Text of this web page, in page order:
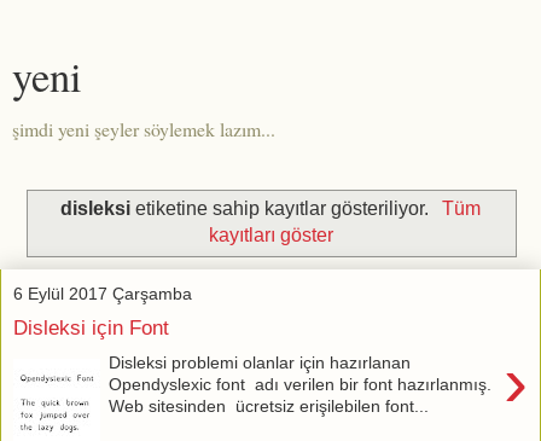
yeni
şimdi yeni şeyler söylemek lazım...
disleksi etiketine sahip kayıtlar gösteriliyor.
Tüm
kayıtları göster
6 Eylül 2017 Çarşamba
Disleksi için Font
›
Disleksi problemi olanlar için hazırlanan
Opendyslexic font adı verilen bir font hazırlanmış.
Web sitesinden ücretsiz erişilebilen font...